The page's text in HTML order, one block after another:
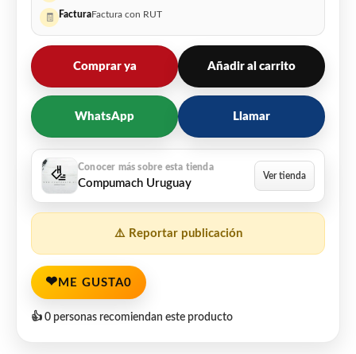
🧾 FacturaFactura con RUT
Comprar ya Añadir al carrito
WhatsApp Llamar
Compumach Uruguay
⚠️ Reportar publicación
❤ ME GUSTA0
👍 0 personas recomiendan este producto